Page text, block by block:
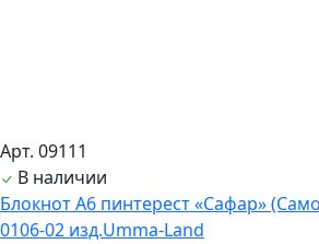
Арт. 09111
В наличии
Блокнот А6 пинтерест «Сафар»
0106-02 изд.Umma-Land